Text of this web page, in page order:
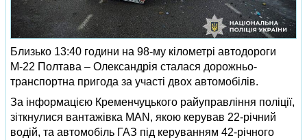
Близько 13:40 години на 98-му кілометрі автодороги
М-22 Полтава – Олександрія сталася дорожньо-
транспортна пригода за участі двох автомобілів.
За інформацією Кременчуцького райуправління поліції,
зіткнулися вантажівка MAN, якою керував 22-річний
водій, та автомобіль ГАЗ під керуванням 42-річного